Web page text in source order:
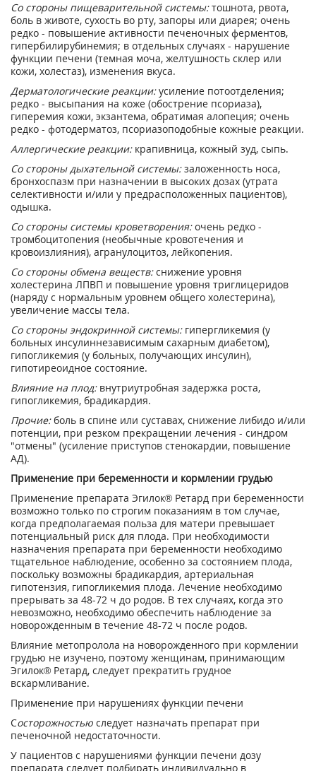
Со стороны пищеварительной системы:тошнота, рвота,
боль в животе, сухость во рту, запоры или диарея; очень
редко - повышение активности печеночных ферментов,
гипербилирубинемия; в отдельных случаях - нарушение
функции печени (темная моча, желтушность склер или
кожи, холестаз), изменения вкуса.
Дерматологические реакции:усиление потоотделения;
редко - высыпания на коже (обострение псориаза),
гиперемия кожи, экзантема, обратимая алопеция; очень
редко - фотодерматоз, псориазоподобные кожные реакции.
Аллергические реакции: крапивница, кожный зуд, сыпь.
Со стороны дыхательной системы:заложенность носа,
бронхоспазм при назначении в высоких дозах (утрата
селективности и/или у предрасположенных пациентов),
одышка.
Со стороны системы кроветворения:очень редко -
тромбоцитопения (необычные кровотечения и
кровоизлияния), агранулоцитоз, лейкопения.
Со стороны обмена веществ:снижение уровня
холестерина ЛПВП и повышение уровня триглицеридов
(наряду с нормальным уровнем общего холестерина),
увеличение массы тела.
Со стороны эндокринной системы:гипергликемия (у
больных инсулиннезависимым сахарным диабетом),
гипогликемия (у больных, получающих инсулин),
гипотиреоидное состояние.
Влияние на плод: внутриутробная задержка роста,
гипогликемия, брадикардия.
Прочие:боль в спине или суставах, снижение либидо и/или
потенции, при резком прекращении лечения - синдром
"отмены" (усиление приступов стенокардии, повышение
АД).
Применение при беременности и кормлении грудью
Применение препарата Эгилок® Ретард при беременности
возможно только по строгим показаниям в том случае,
когда предполагаемая польза для матери превышает
потенциальный риск для плода. При необходимости
назначения препарата при беременности необходимо
тщательное наблюдение, особенно за состоянием плода,
поскольку возможны брадикардия, артериальная
гипотензия, гипогликемия плода. Лечение необходимо
прерывать за 48-72 ч до родов. В тех случаях, когда это
невозможно, необходимо обеспечить наблюдение за
новорожденным в течение 48-72 ч после родов.
Влияние метопролола на новорожденного при кормлении
грудью не изучено, поэтому женщинам, принимающим
Эгилок® Ретард, следует прекратить грудное
вскармливание.
Применение при нарушениях функции печени
Состорожностью следует назначать препарат при
печеночной недостаточности.
У пациентов с нарушениями функции печени дозу
препарата следует подбирать индивидуально в